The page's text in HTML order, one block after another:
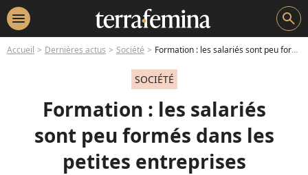
menu search
Accueil Dernières actus Société Formation : les salariés sont peu formés dans les petites entreprises
SOCIÉTÉ
Formation : les salariés
sont peu formés dans les
petites entreprises